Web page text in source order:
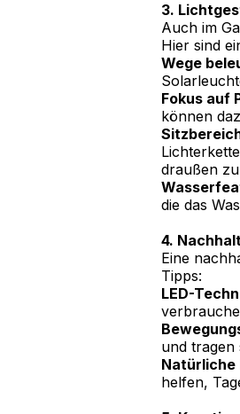
3.
Auch im
Hier sind
Wege
Fokus auf
können
draußen
die das
4.
Eine
Tipps:
LED-
und tragen
Natürliche
helfen,